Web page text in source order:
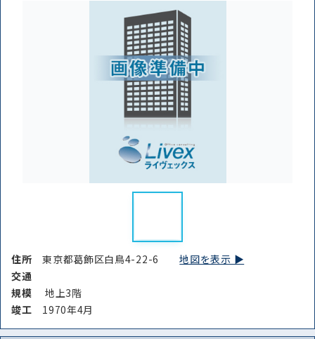
住所東京都葛飾区白鳥4-22-6地図を表示 ▶︎
交通
規模
地上3階
竣⼯ 1970年4月